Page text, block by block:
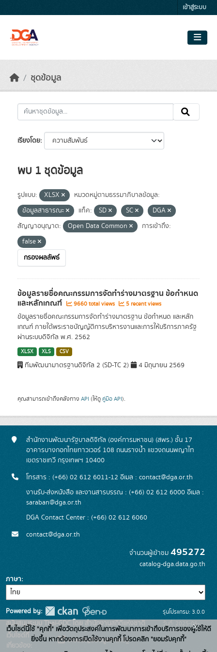
เข้าสู่ระบบ
ชุดข้อมูล
เรียงโดย
พบ 1 ชุดข้อมูล
รูปแบบ: XLSX
หมวดหมู่ตามธรรมาภิบาลข้อมูล:
ข้อมูลสาธารณะ
แท็ค: SD SC
DGA
สัญญาอนุญาต:
Open Data Common
การเข้าถึง:
false
กรองผลลัพธ์
ข้อมูลรายชื่อคณะกรรมการจัดทำร่างมาตรฐาน ข้อกำหนด
และหลักเกณฑ์ 9660 total views 5 recent views
ข้อมูลรายชื่อคณะกรรมการจัดทำร่างมาตรฐาน ข้อกำหนด และหลัก
เกณฑ์ ภายใต้พระราชบัญญัติการบริหารงานและการให้บริการภาครัฐ
ผ่านระบบดิจิทัล พ.ศ. 2562
XLSX XLS CSV
ทีมพัฒนามาตรฐานดิจิทัล 2 (SD-TC 2) 4 มิถุนายน 2569
คุณสามารถเข้าถึงคลังทาง API (ให้ดู คู่มือ API).
สำนักงานพัฒนารัฐบาลดิจิทัล (องค์การมหาชน) (สพร.) ชั้น 17
อาคารบางกอกไทยทาวเวอร์ 108 ถนนรางน้ำ แขวงถนนพญาไท
เขตราชเทวี กรุงเทพฯ 10400
โทรสาร : (+66) 02 612 6011-12 อีเมล : contact@dga.or.th
งานรับ-ส่งหนังสือ และงานสารบรรณ : (+66) 02 612 6000 อีเมล :
saraban@dga.or.th
DGA Contact Center : (+66) 02 612 6060
contact@dga.or.th
จำนวนผู้เข้าชม 495272
catalog-dga.data.go.th
ภาษา
Powered by:
สนับสนุนระบบ Thai-GDC โดย สำนักงานสถิติแห่งชาติ
เว็บไซต์ที่
เกี่ยวข้อง:
ระบบบัญชีข้อมูลภาครัฐ
รุ่นโปรแกรม: 3.0.0
วันที่: 2025-06-
26
เว็บไซต์นี้ใช้ "คุกกี้" เพื่อวัตถุประสงค์ในการพัฒนาการเข้าถึงบริการของผู้ใช้ให้ดี
ยิ่งขึ้น หากต้องการเปิดใช้งานคุกกี้ โปรดคลิก "ยอมรับคุกกี้"
x